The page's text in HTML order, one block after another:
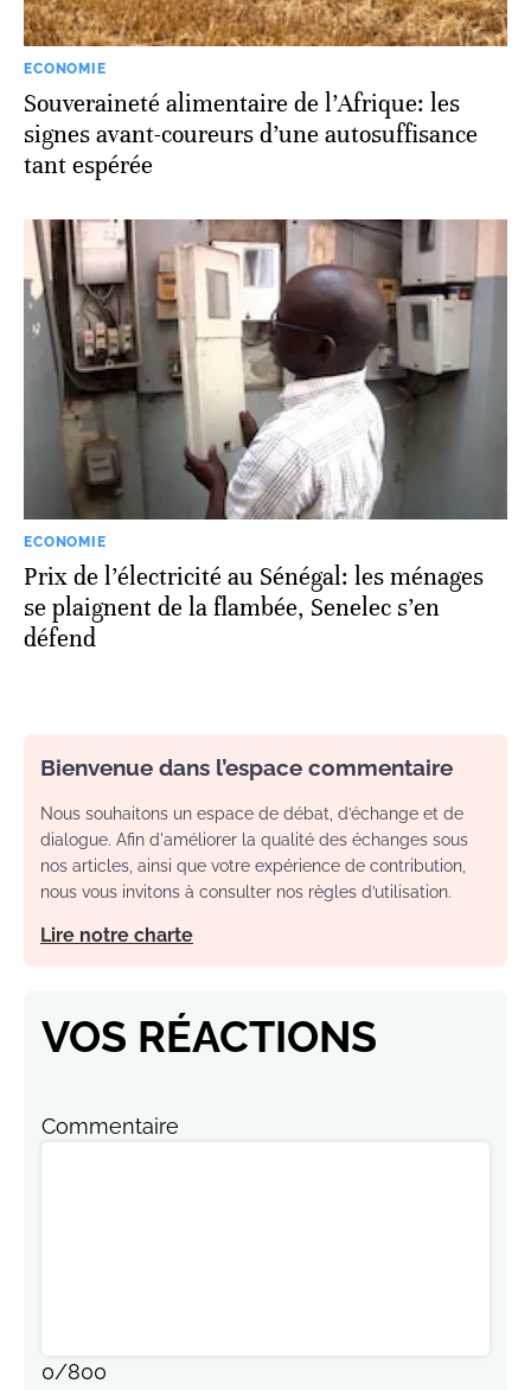
ECONOMIE
Souveraineté alimentaire de l’Afrique: les
signes avant-coureurs d’une autosuffisance
tant espérée
ECONOMIE
Prix de l’électricité au Sénégal: les ménages
se plaignent de la flambée, Senelec s’en
défend
Bienvenue dans l’espace commentaire
Nous souhaitons un espace de débat, d’échange et de
dialogue. Afin d'améliorer la qualité des échanges sous
nos articles, ainsi que votre expérience de contribution,
nous vous invitons à consulter nos règles d’utilisation.
Lire notre charte
VOS RÉACTIONS
Commentaire
0/800